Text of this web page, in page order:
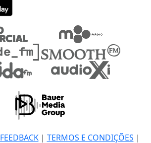
FEEDBACK| TERMOS E CONDIÇÕES |